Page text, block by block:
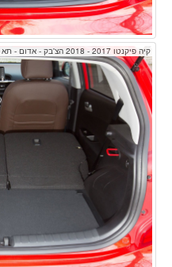
קיה פיקנטו 2017 - 2018 הצ'בק - אדום - תא מטען